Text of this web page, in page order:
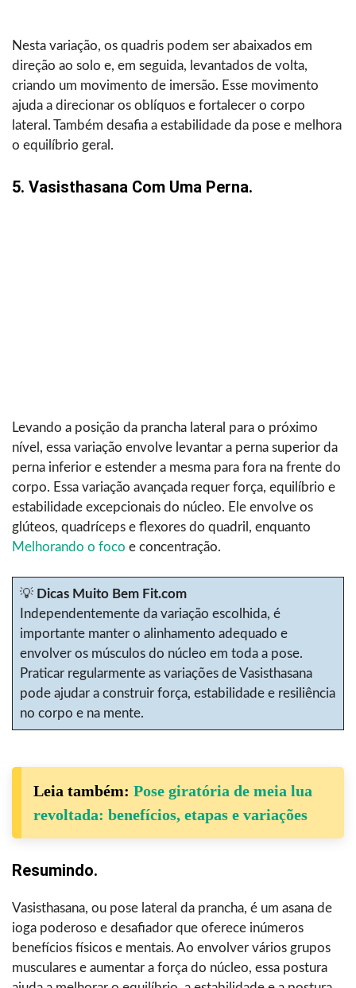
Nesta variação, os quadris podem ser abaixados em
direção ao solo e, em seguida, levantados de volta,
criando um movimento de imersão. Esse movimento
ajuda a direcionar os oblíquos e fortalecer o corpo
lateral. Também desafia a estabilidade da pose e melhora
o equilíbrio geral.
5. Vasisthasana Com Uma Perna.
Levando a posição da prancha lateral para o próximo
nível, essa variação envolve levantar a perna superior da
perna inferior e estender a mesma para fora na frente do
corpo. Essa variação avançada requer força, equilíbrio e
estabilidade excepcionais do núcleo. Ele envolve os
glúteos, quadríceps e flexores do quadril, enquanto
Melhorando o foco e concentração.
💡 Dicas Muito Bem Fit.com
Independentemente da variação escolhida, é
importante manter o alinhamento adequado e
envolver os músculos do núcleo em toda a pose.
Praticar regularmente as variações de Vasisthasana
pode ajudar a construir força, estabilidade e resiliência
no corpo e na mente.
Leia também: Pose giratória de meia lua
revoltada: benefícios, etapas e variações
Resumindo.
Vasisthasana, ou pose lateral da prancha, é um asana de
ioga poderoso e desafiador que oferece inúmeros
benefícios físicos e mentais. Ao envolver vários grupos
musculares e aumentar a força do núcleo, essa postura